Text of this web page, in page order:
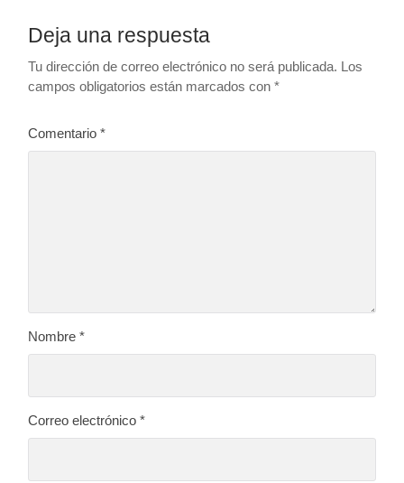
Deja una respuesta
Tu dirección de correo electrónico no será publicada. Los
campos obligatorios están marcados con*
Comentario*
Nombre*
Correo electrónico*